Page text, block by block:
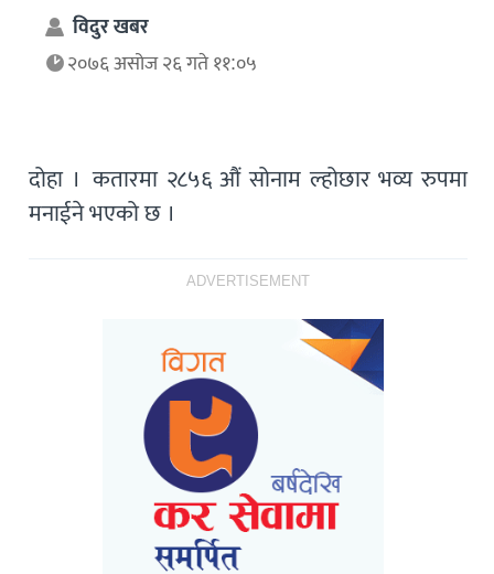
विदुर खबर
२०७६ असोज २६ गते ११:०५
दोहा । कतारमा २८५६ औं सोनाम ल्होछार भव्य रुपमा
मनाईने भएको छ ।
ADVERTISEMENT